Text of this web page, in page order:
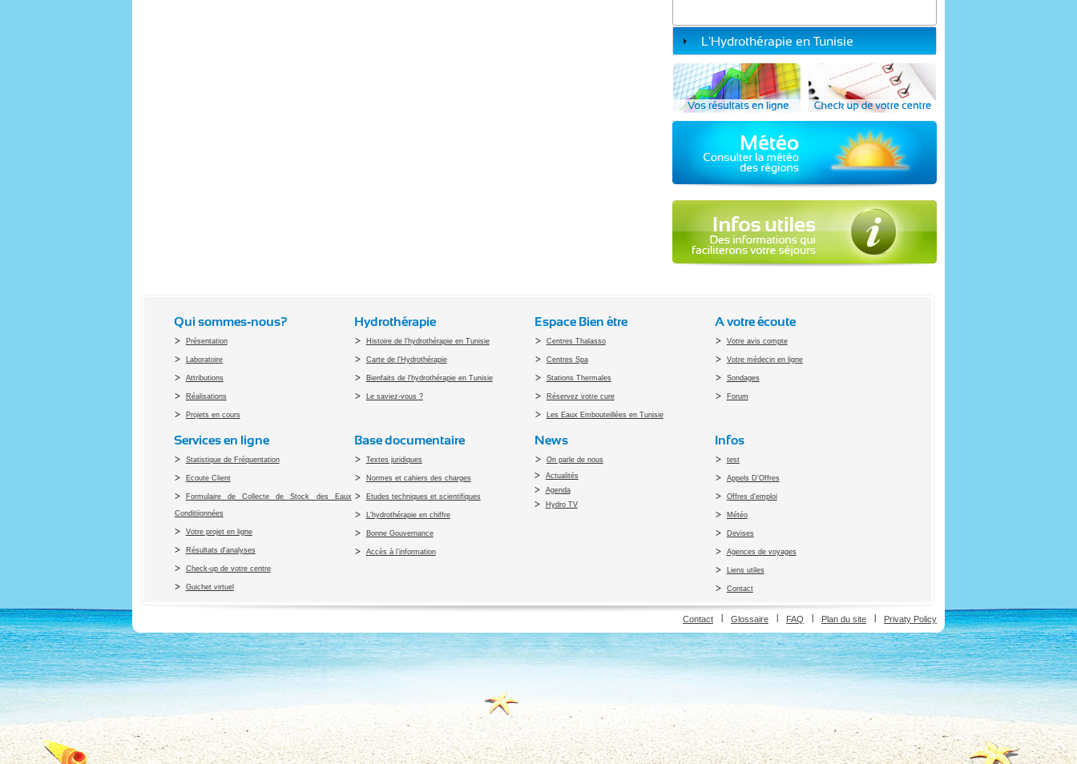
L'Hydrothérapie en Tunisie
Qui sommes-nous?
Présentation
Laboratoire
Attributions
Réalisations
Projets en cours
Hydrothérapie
Histoire de l'hydrothérapie en Tunisie
Carte de l'Hydrothérapie
Bienfaits de l'hydrothérapie en Tunisie
Le saviez-vous ?
Espace Bien être
Centres Thalasso
Centres Spa
Stations Thermales
Réservez votre cure
Les Eaux Embouteillées en Tunisie
A votre écoute
Votre avis compte
Votre médecin en ligne
Sondages
Forum
Services en ligne
Statistique de Fréquentation
Ecoute Client
Formulaire de Collecte de Stock des Eaux
Conditiionnées
Votre projet en ligne
Résultats d'analyses
Check-up de votre centre
Guichet virtuel
Base documentaire
Textes juridiques
Normes et cahiers des charges
Etudes techniques et scientifiques
L'hydrothérapie en chiffre
Bonne Gouvernance
Accès à l’information
News
On parle de nous
Actualités
Agenda
Hydro TV
Infos
test
Appels D'Offres
Offres d'emploi
Météo
Devises
Agences de voyages
Liens utiles
Contact
Contact Glossaire FAQ Plan du site Privaty Policy
Open vision